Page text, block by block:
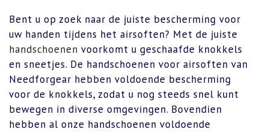
Bent u op zoek naar de juiste bescherming voor
uw handen tijdens het airsoften? Met de juiste
handschoenen voorkomt u geschaafde knokkels
en sneetjes. De handschoenen voor airsoften van
Needforgear hebben voldoende bescherming
voor de knokkels, zodat u nog steeds snel kunt
bewegen in diverse omgevingen. Bovendien
hebben al onze handschoenen voldoende